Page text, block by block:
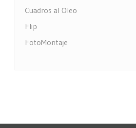
Cuadros al Oleo
Flip
FotoMontaje
Puntos